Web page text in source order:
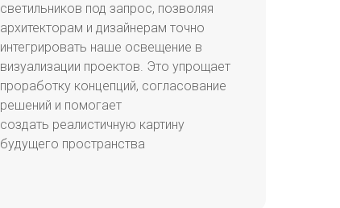
светильников под запрос, позволяя
архитекторам и дизайнерам точно
интегрировать наше освещение в
визуализации проектов. Это упрощает
проработку концепций, согласование
решений и помогает
создать реалистичную картину
будущего пространства